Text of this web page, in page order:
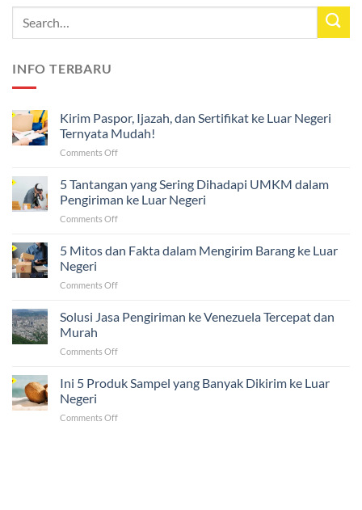
INFO TERBARU
Kirim Paspor, Ijazah, dan Sertifikat ke Luar Negeri
Ternyata Mudah!
Comments Offon
Ijazah,
dan
Sertifikat
Luar
5 Tantangan yang Sering Dihadapi UMKM dalam
Pengiriman ke Luar Negeri
Comments Offon
Tantangan
Dihadapi
dalam
5 Mitos dan Fakta dalam Mengirim Barang ke Luar
Negeri
Comments Offon
Mitos
dalam
Barang
Solusi Jasa Pengiriman ke Venezuela Tercepat dan
Murah
Comments Offon
Jasa
Pengiriman
Venezuela
Ini 5 Produk Sampel yang Banyak Dikirim ke Luar
Negeri
Comments Offon